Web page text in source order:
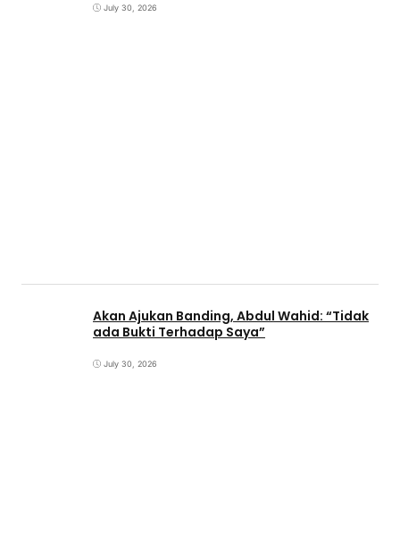
July 30, 2026
Akan Ajukan Banding, Abdul Wahid: “Tidak
ada Bukti Terhadap Saya”
July 30, 2026